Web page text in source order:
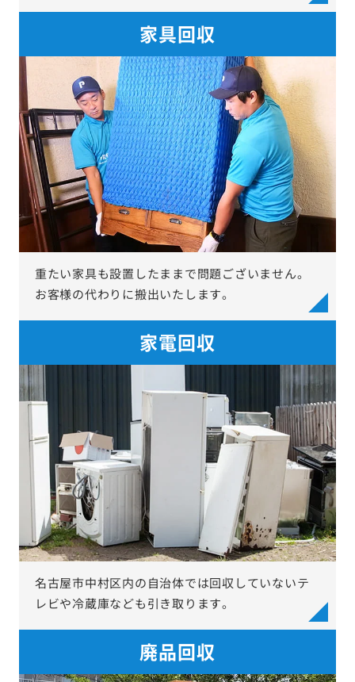
家具回収
重たい家具も設置したままで問題ございません。
お客様の代わりに搬出いたします。
家電回収
名古屋市中村区内の自治体では回収していないテ
レビや冷蔵庫なども引き取ります。
廃品回収